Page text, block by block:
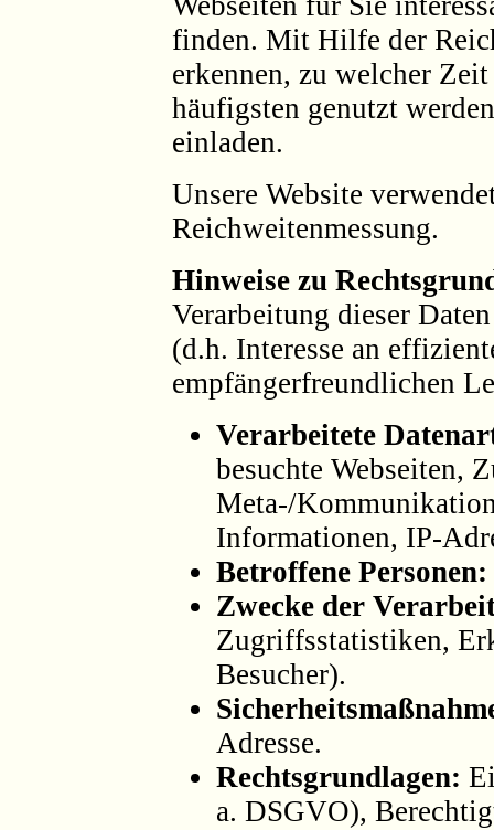
finden. Mit Hilfe der
erkennen, zu welcher
häufigsten genutzt
einladen.
Unsere Website
Reichweitenmessung.
Hinweise zu
Verarbeitung dieser
(d.h. Interesse an
empfängerfreundlichen
Verarbeitete
besuchte Webseiten,
Meta-/
Informationen, IP-
Betroffene Personen:
Zwecke der
Zugriffsstatistiken,
Besucher).
Adresse.
Rechtsgrundlagen:
a. DSGVO),